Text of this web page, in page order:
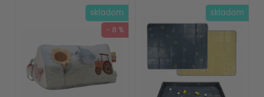
skladom
- 8 %
skladom